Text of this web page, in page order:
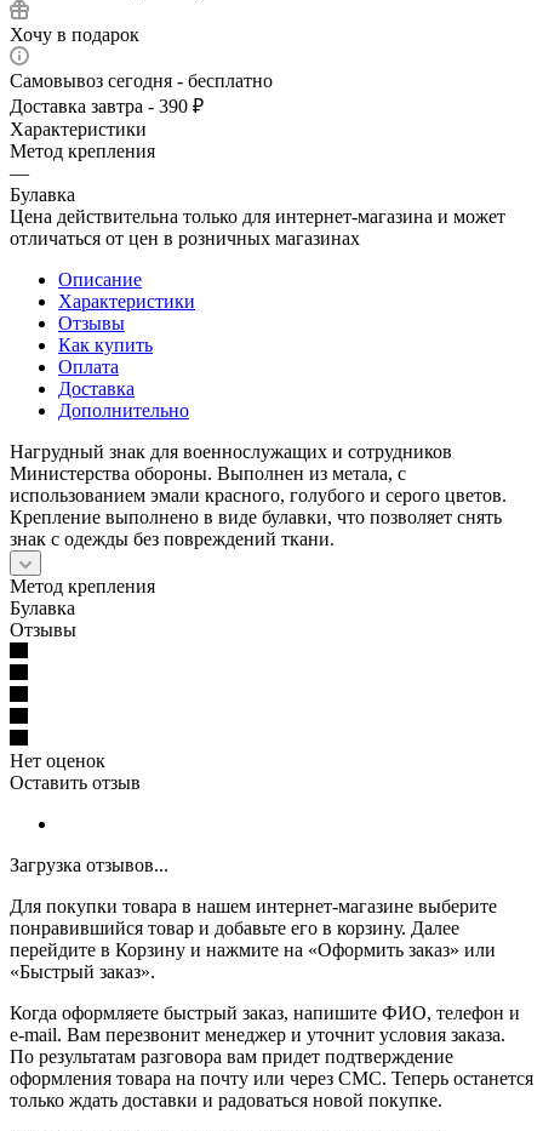
Хочу в подарок
Самовывоз сегодня - бесплатно
Доставка завтра - 390 ₽
Характеристики
Метод крепления
—
Булавка
Цена действительна только для интернет-магазина и может
отличаться от цен в розничных магазинах
Описание
Характеристики
Отзывы
Как купить
Оплата
Доставка
Дополнительно
Нагрудный знак для военнослужащих и сотрудников
Министерства обороны. Выполнен из метала, с
использованием эмали красного, голубого и серого цветов.
Крепление выполнено в виде булавки, что позволяет снять
знак с одежды без повреждений ткани.
Метод крепления
Булавка
Отзывы
Нет оценок
Оставить отзыв
Загрузка отзывов...
Для покупки товара в нашем интернет-магазине выберите
понравившийся товар и добавьте его в корзину. Далее
перейдите в Корзину и нажмите на «Оформить заказ» или
«Быстрый заказ».
Когда оформляете быстрый заказ, напишите ФИО, телефон и
e-mail. Вам перезвонит менеджер и уточнит условия заказа.
По результатам разговора вам придет подтверждение
оформления товара на почту или через СМС. Теперь останется
только ждать доставки и радоваться новой покупке.